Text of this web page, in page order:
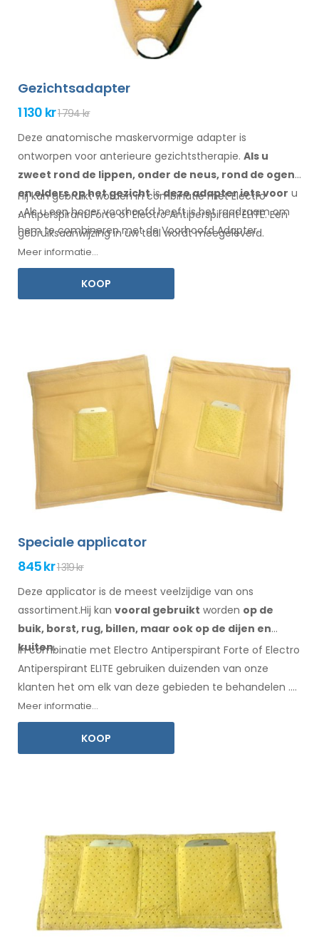
Gezichtsadapter
1 130 kr1 794 kr
Deze anatomische maskervormige adapter is
ontworpen voor anterieure gezichtstherapie. Als u
zweet rond de lippen, onder de neus, rond de ogen
en eldersop het gezichtisdeze adapterietsvoor u
. Alsueenhoger voorhoofd heeft is het raadzaam om
hem te combinerenmetde VoorhoofdAdapter.
Hij kan gebruikt worden in combinatie met Electro
Antiperspirant Forte of Electro Antiperspirant ELITE. Een
gebruiksaanwijzing in uwtaal wordt meegeleverd.
Meer informatie...
KOOP
Speciale applicator
845 kr1 319 kr
Deze applicator is de meest veelzijdige van ons
assortiment.Hij kan vooral gebruikt worden op de
buik, borst, rug, billen, maar ook op de dijen en
kuiten.
In combinatie met Electro Antiperspirant Forte of Electro
Antiperspirant ELITE gebruiken duizenden van onze
klanten het om elk van deze gebieden te behandelen .
Eengebruiksaanwijzing
Meer informatie...
KOOP